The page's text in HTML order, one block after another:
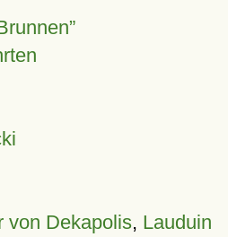
von Dekapolis, Lauduin